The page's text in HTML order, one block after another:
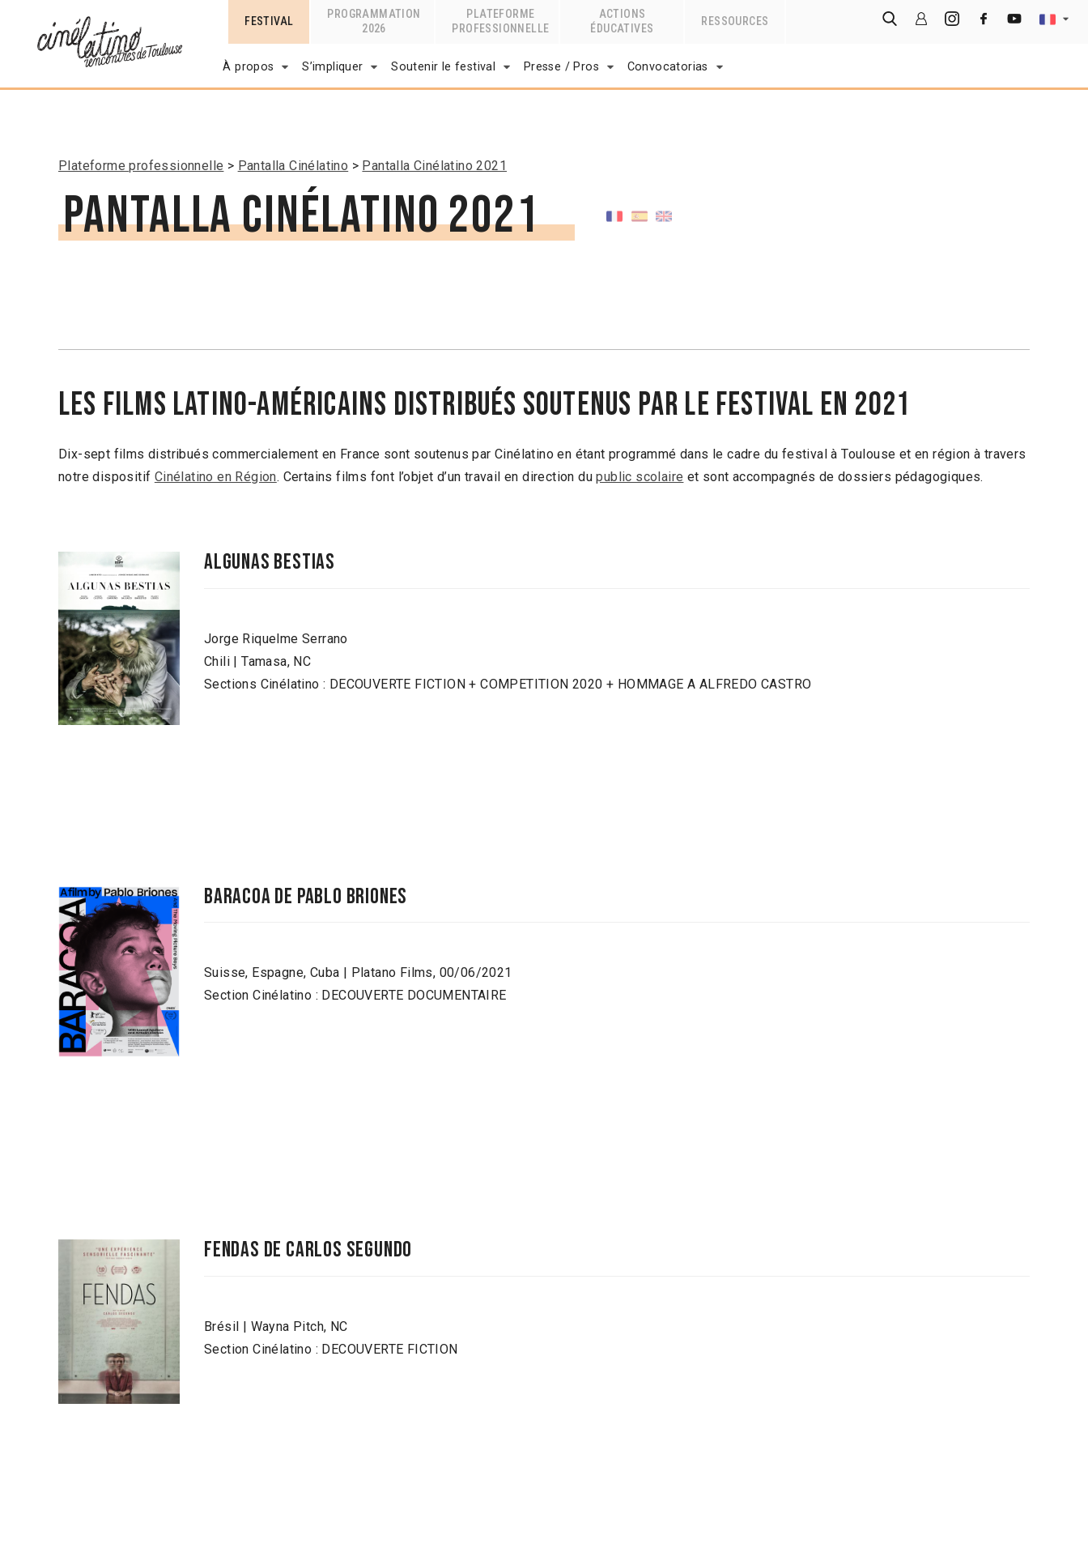
FESTIVAL
PROGRAMMATION
2026
PLATEFORME
PROFESSIONNELLE
ACTIONS
ÉDUCATIVES
RESSOURCES
À propos S’impliquer Soutenir le festival Presse / Pros Convocatorias
Plateforme professionnelle Pantalla Cinélatino Pantalla Cinélatino 2021
Pantalla Cinélatino 2021
Les films latino-américains distribués soutenus par le festival en 2021
Dix-sept films distribués commercialement en France sont soutenus par Cinélatino en étant programmé dans le cadre du festival à Toulouse et en région à travers
notre dispositif Cinélatino en Région. Certains films font l’objet d’un travail en direction dupublic scolaire et sont accompagnés de dossiers pédagogiques.
ALGUNAS BESTIAS
Jorge Riquelme Serrano
Chili | Tamasa, NC
Sections Cinélatino : DECOUVERTE FICTION + COMPETITION 2020 + HOMMAGE A ALFREDO CASTRO
Baracoa de Pablo briones
Suisse, Espagne, Cuba | Platano Films, 00/06/2021
Section Cinélatino : DECOUVERTE DOCUMENTAIRE
FENDAS de Carlos segundo
Brésil | Wayna Pitch, NC
Section Cinélatino : DECOUVERTE FICTION